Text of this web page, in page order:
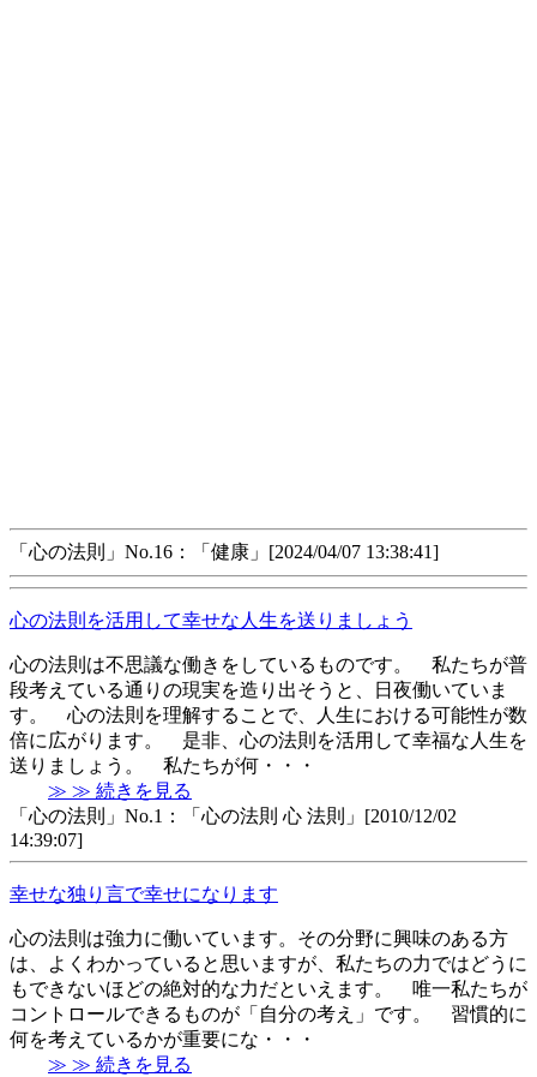
「心の法則」No.16：「健康」[2024/04/07 13:38:41]
心の法則を活用して幸せな人生を送りましょう
心の法則は不思議な働きをしているものです。 私たちが普
段考えている通りの現実を造り出そうと、日夜働いていま
す。 心の法則を理解することで、人生における可能性が数
倍に広がります。 是非、心の法則を活用して幸福な人生を
送りましょう。 私たちが何・・・
≫ ≫ 続きを見る
「心の法則」No.1：「心の法則 心 法則」[2010/12/02
14:39:07]
幸せな独り言で幸せになります
心の法則は強力に働いています。その分野に興味のある方
は、よくわかっていると思いますが、私たちの力ではどうに
もできないほどの絶対的な力だといえます。 唯一私たちが
コントロールできるものが「自分の考え」です。 習慣的に
何を考えているかが重要にな・・・
≫ ≫ 続きを見る